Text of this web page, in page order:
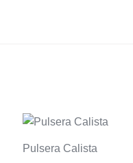
Pulsera Calista